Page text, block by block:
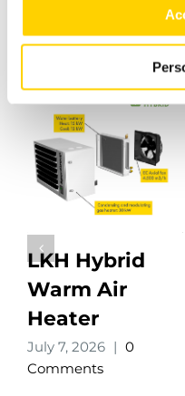
Related Posts
LKH Hybrid
Warm Air
Heater
July 7, 2026 | 0
Comments